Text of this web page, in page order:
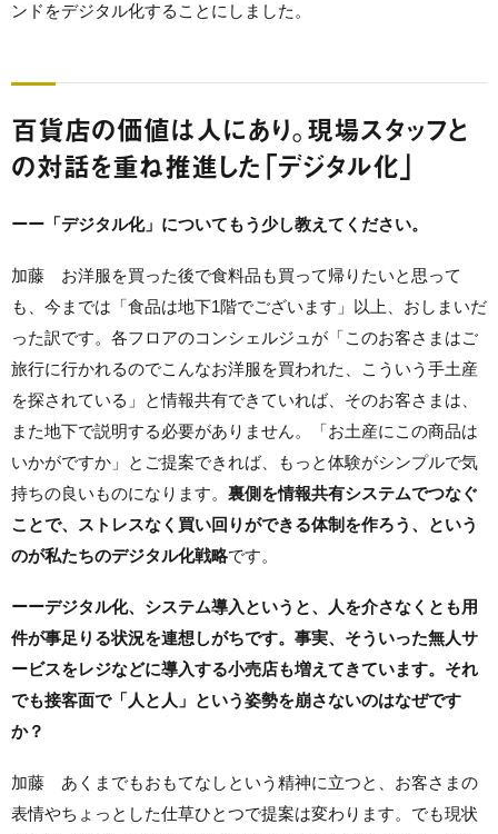
ンドをデジタル化することにしました。
百貨店の価値は人にあり。現場スタッフと
の対話を重ね推進した「デジタル化」
ーー「デジタル化」についてもう少し教えてください。
加藤 お洋服を買った後で食料品も買って帰りたいと思って
も、今までは「食品は地下1階でございます」以上、おしまいだ
った訳です。各フロアのコンシェルジュが「このお客さまはご
旅行に行かれるのでこんなお洋服を買われた、こういう手土産
を探されている」と情報共有できていれば、そのお客さまは、
また地下で説明する必要がありません。「お土産にこの商品は
いかがですか」とご提案できれば、もっと体験がシンプルで気
持ちの良いものになります。 裏側を情報共有システムでつなぐ
ことで、ストレスなく買い回りができる体制を作ろう、という
のが私たちのデジタル化戦略です。
ーーデジタル化、システム導入というと、人を介さなくとも用
件が事足りる状況を連想しがちです。事実、そういった無人サ
ービスをレジなどに導入する小売店も増えてきています。それ
でも接客面で「人と人」という姿勢を崩さないのはなぜです
か？
加藤 あくまでもおもてなしという精神に立つと、お客さまの
表情やちょっとした仕草ひとつで提案は変わります。でも現状